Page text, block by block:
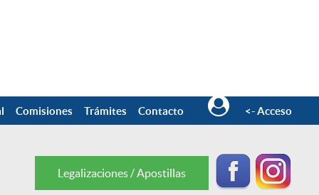
Comisiones Trámites Contacto <- Acceso